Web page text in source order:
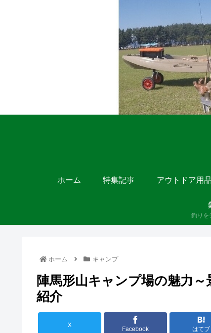
ホーム 特集記事 アウトドア用品
釣りを
ホーム キャンプ
陣馬形山キャンプ場の魅力
紹介
X
Facebook はてブ